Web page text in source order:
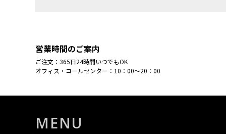
営業時間のご案内
ご注文：365日24時間いつでもOK
オフィス・コールセンター：10：00～20：00
MENU